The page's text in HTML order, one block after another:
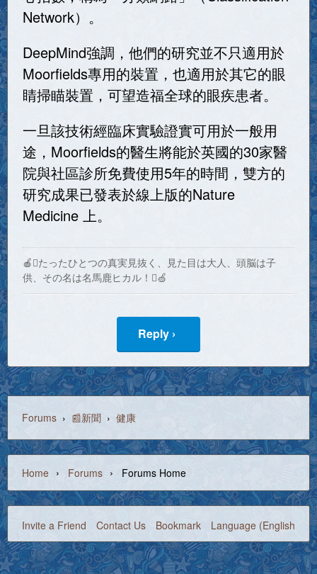
Network）。
DeepMind強調，他們的研究並不只適用於
Moorfields專用的裝置，也適用於其它的眼
睛掃瞄裝置，可望造福全球的眼疾患者。
一旦該技術經臨床實驗證實可用於一般用
途，Moorfields的醫生將能於英國的30家醫
院與社區診所免費使用5年的時間，雙方的
研究成果已發表於線上版的Nature
Medicine 上。
🍎たったひとつの真実見抜く、見た目は大人、頭脳は子
供、その名は名馬鹿ヒカル！🍏
Reply ›
Forums › 📰新聞 › 健康
Home › Forums › Forums Home
Invite a Friend Contact Us Bookmark Language (English)